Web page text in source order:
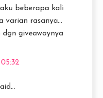
beberapa kali
varian rasanya...
dgn giveawaynya